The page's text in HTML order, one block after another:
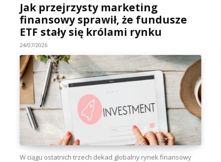
Jak przejrzysty marketing
finansowy sprawił, że fundusze
ETF stały się królami rynku
24/07/2026
W ciągu ostatnich trzech dekad globalny rynek finansowy